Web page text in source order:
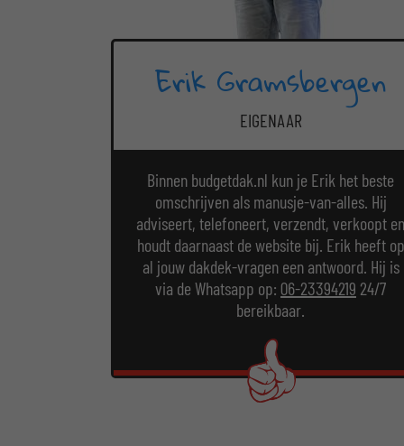
Erik Gramsbergen
EIGENAAR
Binnen budgetdak.nl kun je Erik het beste
omschrijven als manusje-van-alles. Hij
adviseert, telefoneert, verzendt, verkoopt en
houdt daarnaast de website bij. Erik heeft op
al jouw dakdek-vragen een antwoord. Hij is
via de Whatsapp op: 06-23394219 24/7
bereikbaar.